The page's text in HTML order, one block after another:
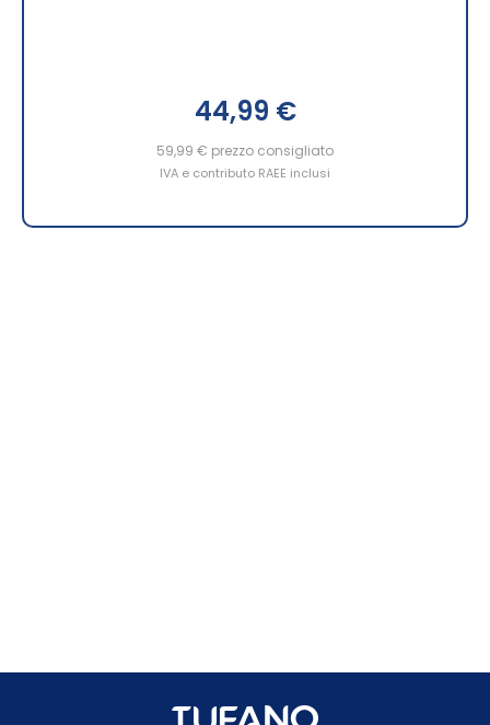
44,99 €
59,99 € prezzo consigliato
IVA e contributo RAEE inclusi